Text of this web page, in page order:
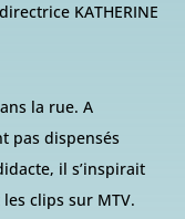
KATHERINE
la rue. A
pas dispensés
il s’inspirait
clips sur MTV.